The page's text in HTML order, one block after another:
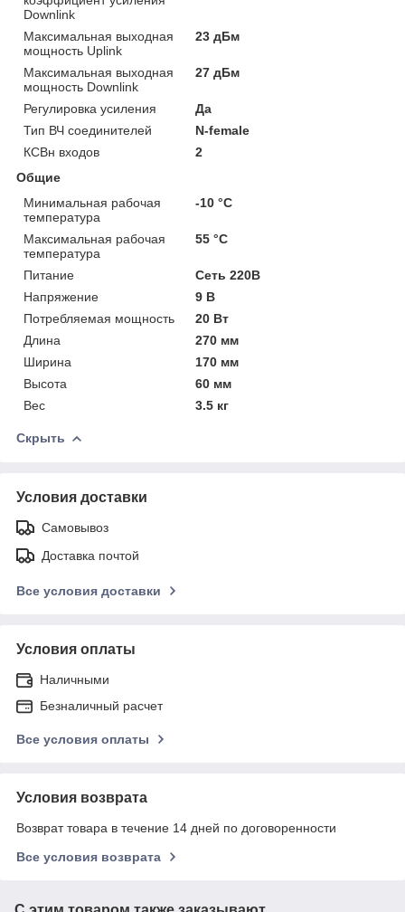
Downlink
Максимальная выходная
мощность Uplink
23 дБм
Максимальная выходная
мощность Downlink
27 дБм
Регулировка усиления
Да
Тип ВЧ соединителей
N-female
КСВн входов
2
Общие
Минимальная рабочая
температура
-10 °С
Максимальная рабочая
температура
55 °С
Питание
Сеть 220В
Напряжение
9 В
Потребляемая мощность
20 Вт
Длина
270 мм
Ширина
170 мм
Высота
60 мм
Вес
3.5 кг
Скрыть
Условия доставки
Самовывоз
Доставка почтой
Все условия доставки
Условия оплаты
Наличными
Безналичный расчет
Все условия оплаты
Условия возврата
Возврат товара в течение 14 дней по договоренности
Все условия возврата